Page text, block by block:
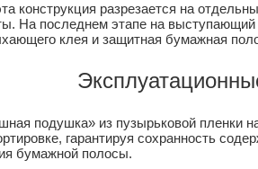
конструкция разрезается на
На последнем этапе на выступающий
клея и защитная бумажная
подушка» из пузырьковой пленки
гарантируя сохранность
бумажной полосы.